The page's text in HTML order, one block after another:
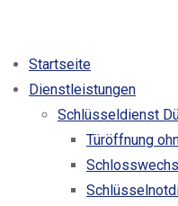
Startseite
Dienstleistungen
Schlüsseldienst
Türöffnung